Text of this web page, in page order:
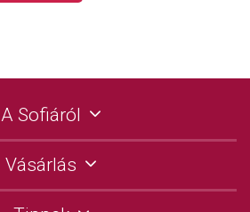
A Sofiáról
Vásárlás